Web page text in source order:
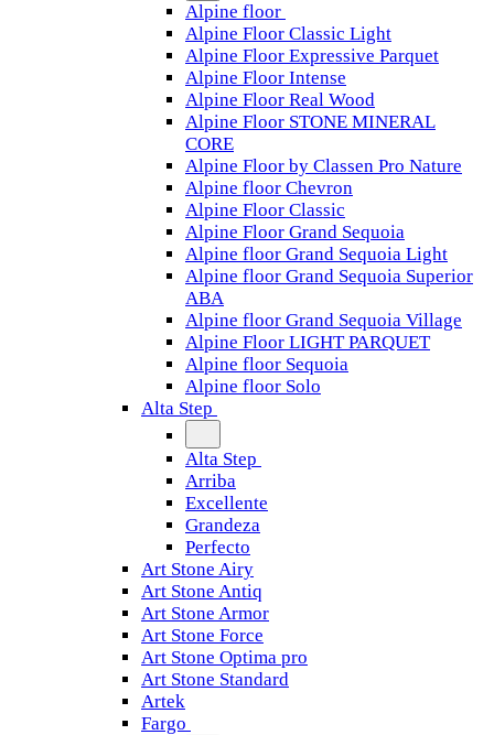
Alpine floor
Alpine Floor Classic Light
Alpine Floor Expressive Parquet
Alpine Floor Intense
Alpine Floor Real Wood
Alpine Floor STONE MINERAL
CORE
Alpine Floor by Classen Pro Nature
Alpine floor Chevron
Alpine Floor Classic
Alpine Floor Grand Sequoia
Alpine floor Grand Sequoia Light
Alpine floor Grand Sequoia Superior
ABA
Alpine floor Grand Sequoia Village
Alpine Floor LIGHT PARQUET
Alpine floor Sequoia
Alpine floor Solo
Alta Step
Alta Step
Arriba
Excellente
Grandeza
Perfecto
Art Stone Airy
Art Stone Antiq
Art Stone Armor
Art Stone Force
Art Stone Optima pro
Art Stone Standard
Artek
Fargo